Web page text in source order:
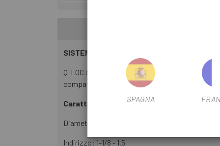
SISTEMA Q-LOC
Q-LOC è il sistema brevettato di sgancio
compatibilità al 100% con tutti i tipi di design
Caratteristiche:
Diametro ruota: 27,5"
Indirizzo: 1-1/8 - 1.5
SPAGNA